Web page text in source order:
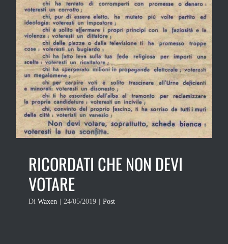
RICORDATI CHE NON DEVI
VOTARE
Di Waxen 24/05/2019 Post